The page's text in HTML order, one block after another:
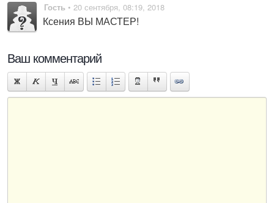
Гость • 20 сентября, 08:19, 2018
Ксения ВЫ МАСТЕР!
Ваш комментарий